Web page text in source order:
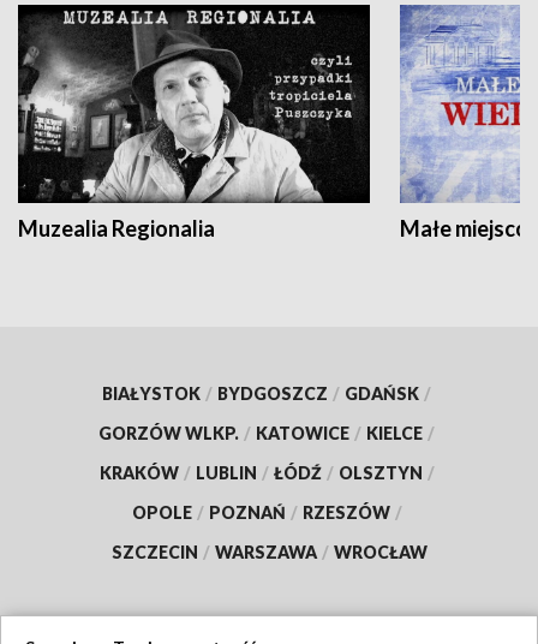
Muzealia Regionalia Małe
BIAŁYSTOK / BYDGOSZCZ / GDAŃSK /
GORZÓW WLKP. / KATOWICE / KIELCE /
KRAKÓW / LUBLIN / ŁÓDŹ / OLSZTYN /
OPOLE / POZNAŃ / RZESZÓW /
SZCZECIN / WARSZAWA / WROCŁAW